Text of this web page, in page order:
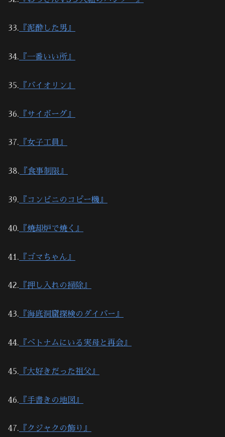
33. 『泥酔した男』
34. 『一番いい所』
35. 『バイオリン』
36. 『サイボーグ』
37. 『女子工員』
38. 『食事制限』
39. 『コンビニのコピー機』
40. 『焼却炉で焼く』
41. 『ゴマちゃん』
42. 『押し入れの掃除』
43. 『海底洞窟探検のダイバー』
44. 『ベトナムにいる実母と再会』
45. 『大好きだった祖父』
46. 『手書きの地図』
47. 『クジャクの飾り』